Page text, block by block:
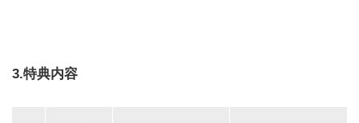
3.特典内容